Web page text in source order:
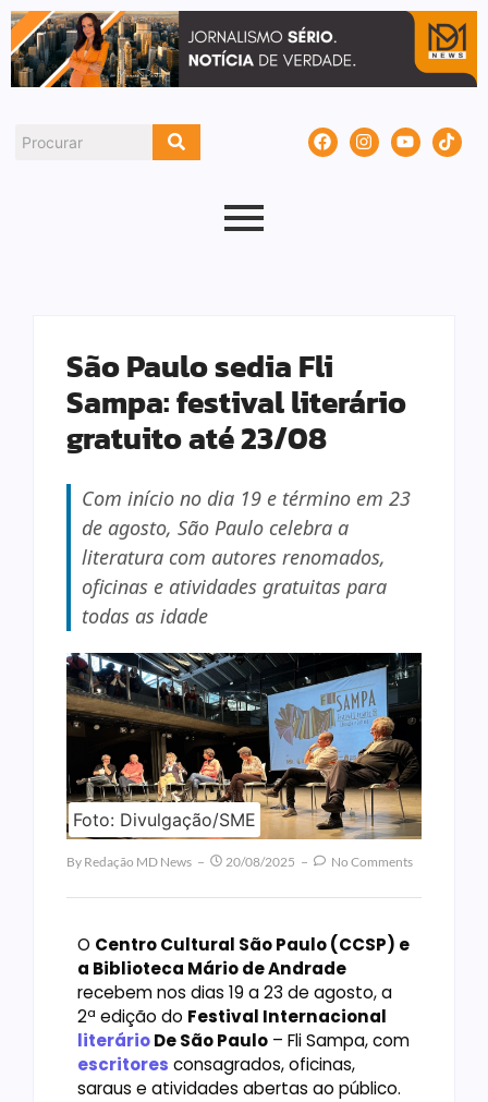
São Paulo sedia Fli
Sampa: festival literário
gratuito até 23/08
Com início no dia 19 e término em 23
de agosto, São Paulo celebra a
literatura com autores renomados,
oficinas e atividades gratuitas para
todas as idade
Foto: Divulgação/SME
By Redação MD News 20/08/2025 No Comments
O Centro Cultural São Paulo (CCSP) e
a Biblioteca Mário de Andrade
recebem nos dias 19 a 23 de agosto, a
2ª edição do Festival Internacional
literárioDe São Paulo – Fli Sampa, com
escritores consagrados, oficinas,
saraus e atividades abertas ao público.